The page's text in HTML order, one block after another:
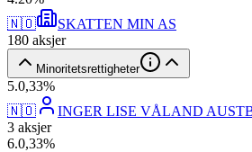
🇳🇴
SKATTEN MIN AS
180 aksjer
Minoritetsrettigheter
5.0,33%
🇳🇴
INGER LISE VÅLAND
3 aksjer
6.0,33%